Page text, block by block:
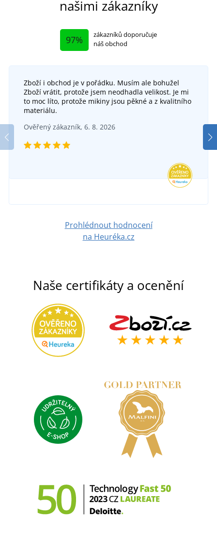
Ponožky THERMOULTRA
SKLADEM
Sněhule FREEZE
DO 5 DNŮ
našimi zákazníky
97%
zákazníků doporučuje
náš obchod
Zboží i obchod je v pořádku. Musím ale bohužel
Zboží vrátit, protože jsem neodhadla velikost. Je mi
to moc líto, protože mikiny jsou pěkné a z kvalitního
materiálu.
Ověřený zákazník, 6. 8. 2026
Prohlédnout hodnocení
na Heuréka.cz
Naše certifikáty a ocenění